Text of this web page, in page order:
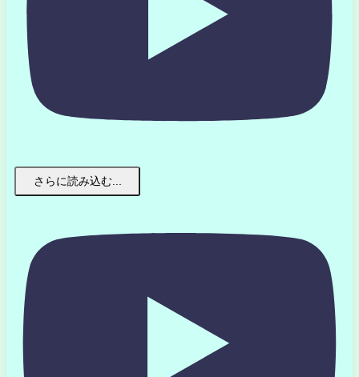
さらに読み込む...